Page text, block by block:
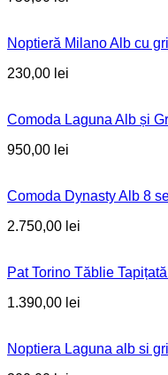
Noptieră Milano Alb cu gri
230,00 lei
Comoda Laguna Alb și
950,00 lei
Comoda Dynasty Alb 8
2.750,00 lei
Pat Torino Tăblie
1.390,00 lei
Noptiera Laguna alb si gri